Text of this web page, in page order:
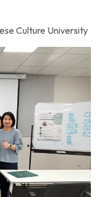
Culture University